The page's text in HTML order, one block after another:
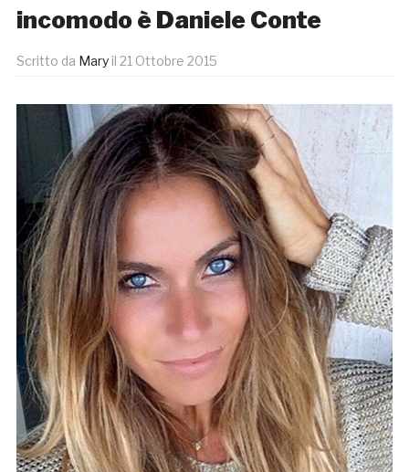
incomodo è Daniele Conte
Scritto da Mary il 21 Ottobre 2015